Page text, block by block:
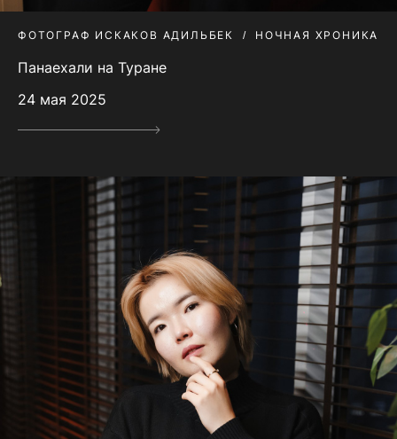
ФОТОГРАФ ИСКАКОВ АДИЛЬБЕК НОЧНАЯ ХРОНИКА
Панаехали на Туране
24 мая 2025